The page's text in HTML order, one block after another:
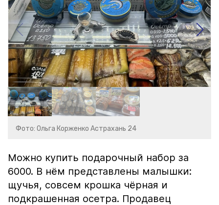
Фото: Ольга Корженко Астрахань 24
Можно купить подарочный набор за
6000. В нём представлены малышки:
щучья, совсем крошка чёрная и
подкрашенная осетра. Продавец